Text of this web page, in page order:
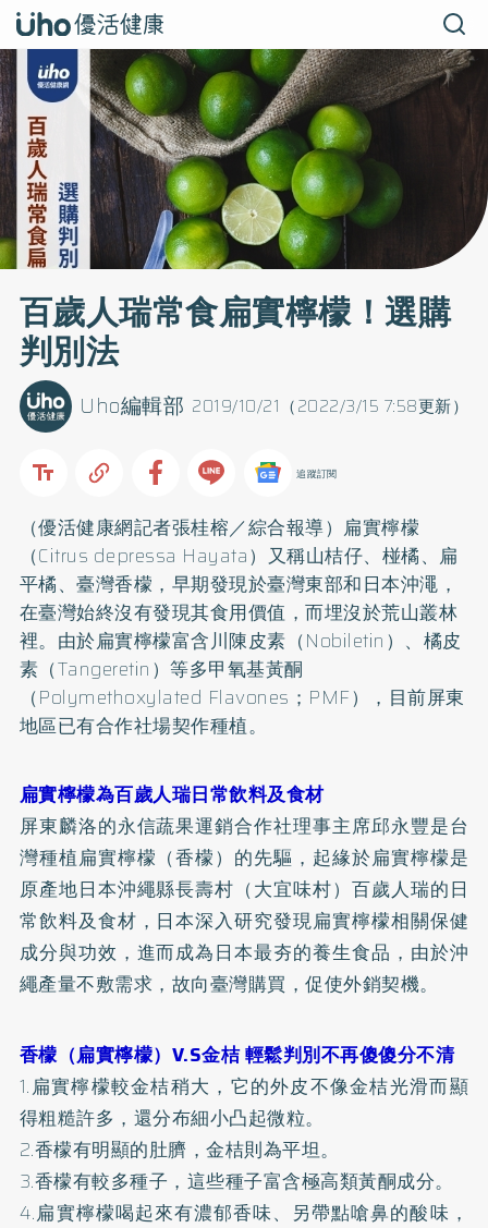
百歲人瑞常食扁實檸檬！選購
判別法
2019/10/21（2022/3/15 7:58更新）
Uho編輯部
追蹤訂閱
（優活健康網記者張桂榕／綜合報導）扁實檸檬
（Citrus depressa Hayata）又稱山桔仔、椪橘、扁
平橘、臺灣香檬，早期發現於臺灣東部和日本沖澠，
在臺灣始終沒有發現其食用價值，而埋沒於荒山叢林
裡。由於扁實檸檬富含川陳皮素（Nobiletin）、橘皮
素（Tangeretin）等多甲氧基黃酮
（Polymethoxylated Flavones；PMF），目前屏東
地區已有合作社場契作種植。
扁實檸檬為百歲人瑞日常飲料及食材
屏東麟洛的永信蔬果運銷合作社理事主席邱永豐是台
灣種植扁實檸檬（香檬）的先驅，起緣於扁實檸檬是
原產地日本沖繩縣長壽村（大宜味村）百歲人瑞的日
常飲料及食材，日本深入研究發現扁實檸檬相關保健
成分與功效，進而成為日本最夯的養生食品，由於沖
繩產量不敷需求，故向臺灣購買，促使外銷契機。
香檬（扁實檸檬）V.S金桔 輕鬆判別不再傻傻分不清
1.扁實檸檬較金桔稍大，它的外皮不像金桔光滑而顯
得粗糙許多，還分布細小凸起微粒。
2.香檬有明顯的肚臍，金桔則為平坦。
3.香檬有較多種子，這些種子富含極高類黃酮成分。
4.扁實檸檬喝起來有濃郁香味、另帶點嗆鼻的酸味，